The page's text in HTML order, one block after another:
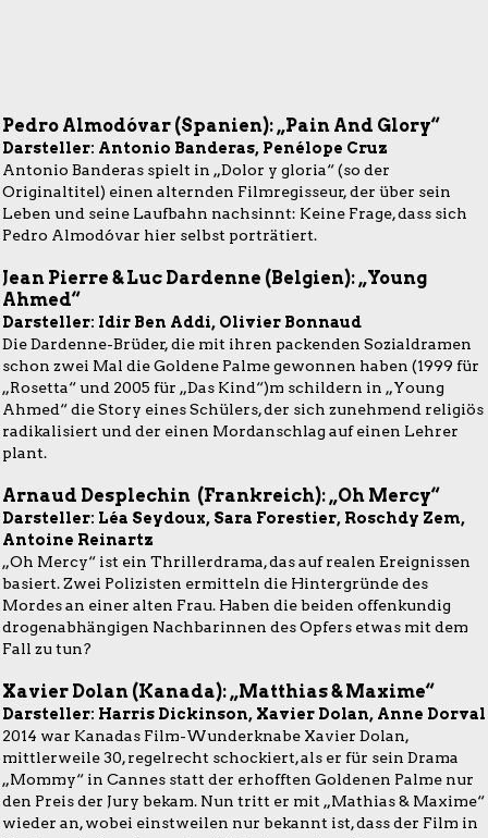
Pedro Almodóvar (Spanien): „Pain And Glory“
Darsteller: Antonio Banderas, Penélope Cruz
Antonio Banderas spielt in „Dolor y gloria“ (so der
Originaltitel) einen alternden Filmregisseur, der über sein
Leben und seine Laufbahn nachsinnt: Keine Frage, dass sich
Pedro Almodóvar hier selbst porträtiert.
Jean Pierre & Luc Dardenne (Belgien): „Young
Ahmed“
Darsteller: Idir Ben Addi, Olivier Bonnaud
Die Dardenne-Brüder, die mit ihren packenden Sozialdramen
schon zwei Mal die Goldene Palme gewonnen haben (1999 für
„Rosetta“ und 2005 für „Das Kind“)m schildern in „Young
Ahmed“ die Story eines Schülers, der sich zunehmend religiös
radikalisiert und der einen Mordanschlag auf einen Lehrer
plant.
Arnaud Desplechin (Frankreich): „Oh Mercy“
Darsteller: Léa Seydoux, Sara Forestier, Roschdy Zem,
Antoine Reinartz
„Oh Mercy“ ist ein Thrillerdrama, das auf realen Ereignissen
basiert. Zwei Polizisten ermitteln die Hintergründe des
Mordes an einer alten Frau. Haben die beiden offenkundig
drogenabhängigen Nachbarinnen des Opfers etwas mit dem
Fall zu tun?
Xavier Dolan (Kanada): „Matthias & Maxime“
Darsteller: Harris Dickinson, Xavier Dolan, Anne Dorval
2014 war Kanadas Film-Wunderknabe Xavier Dolan,
mittlerweile 30, regelrecht schockiert, als er für sein Drama
„Mommy“ in Cannes statt der erhofften Goldenen Palme nur
den Preis der Jury bekam. Nun tritt er mit „Mathias & Maxime“
wieder an, wobei einstweilen nur bekannt ist, dass der Film in